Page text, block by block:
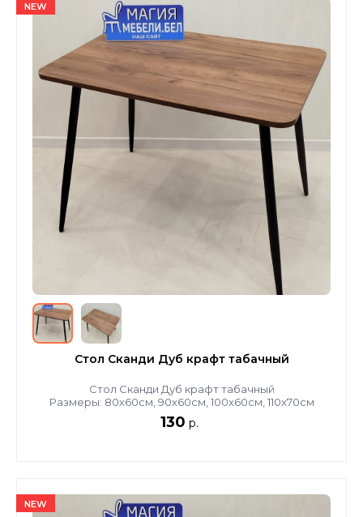
NEW
Стол Сканди Дуб крафт табачный
Стол Сканди Дуб крафт табачный
Размеры: 80х60см, 90х60см, 100х60см, 110х70см
130 р.
NEW